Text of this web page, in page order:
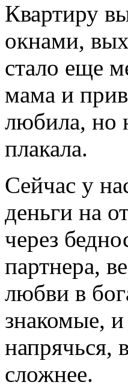
Квартиру
окнами,
стало еще
мама и
любила, но
плакала.
Сейчас у
деньги на
через
партнера,
любви в
знакомые,
напрячься,
сложнее.